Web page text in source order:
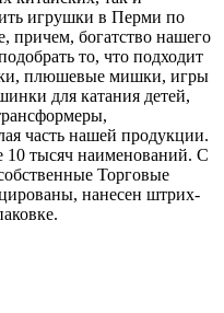
игрушки в Перми по
причем, богатство нашего
то, что подходит
плюшевые мишки, игры
для катания детей,
часть нашей продукции.
10 тысяч наименований. С
Торговые
нанесен штрих-